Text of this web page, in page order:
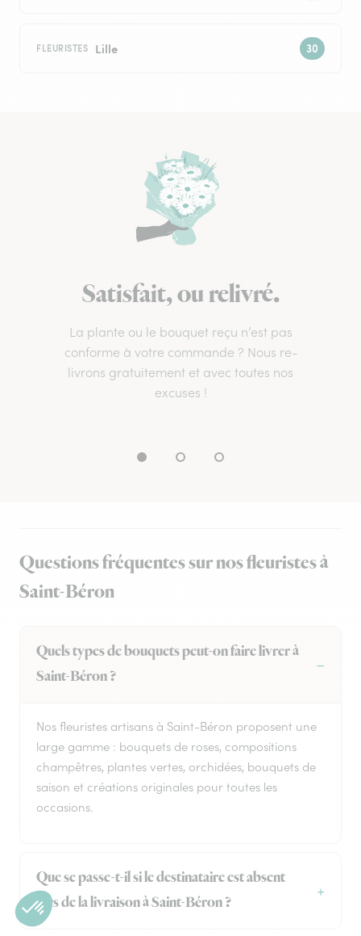
FLEURISTES Lille
Satisfait, ou relivré.
La plante ou le bouquet reçu n’est pas
conforme à votre commande ? Nous re-
livrons gratuitement et avec toutes nos
excuses !
Questions fréquentes sur nos fleuristes à
Saint-Béron
Quels types de bouquets peut-on faire livrer à
Saint-Béron ?
Nos fleuristes artisans à Saint-Béron proposent une
large gamme : bouquets de roses, compositions
champêtres, plantes vertes, orchidées, bouquets de
saison et créations originales pour toutes les
occasions.
Que se passe-t-il si le destinataire est absent
lors de la livraison à Saint-Béron ?